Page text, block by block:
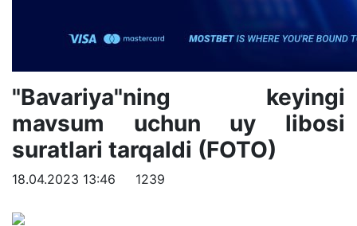
"Bavariya"ning keyingi
mavsum uchun uy libosi
suratlari tarqaldi (FOTO)
18.04.2023 13:46 1239